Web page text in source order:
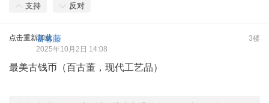
支持 反对
点击重新加载 3楼
蕃薯藤
2025年10月2日 14:08
最美古钱币（百古董，现代工艺品）